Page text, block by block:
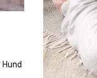
am Meer oder an